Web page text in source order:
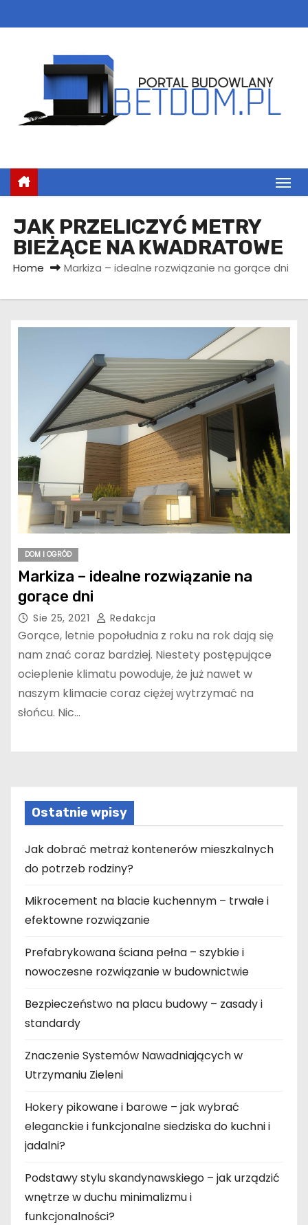
k
e
JAK PRZELICZYĆ METRY
BIEŻĄCE NA KWADRATOWE
Home Markiza – idealne rozwiązanie na gorące dni
DOM I OGRÓD
Markiza – idealne rozwiązanie na
gorące dni
Sie 25, 2021 Redakcja
Gorące, letnie popołudnia z roku na rok dają się
nam znać coraz bardziej. Niestety postępujące
ocieplenie klimatu powoduje, że już nawet w
naszym klimacie coraz ciężej wytrzymać na
słońcu. Nic…
Ostatnie wpisy
Jak dobrać metraż kontenerów mieszkalnych
do potrzeb rodziny?
Mikrocement na blacie kuchennym – trwałe i
efektowne rozwiązanie
Prefabrykowana ściana pełna – szybkie i
nowoczesne rozwiązanie w budownictwie
Bezpieczeństwo na placu budowy – zasady i
standardy
Znaczenie Systemów Nawadniających w
Utrzymaniu Zieleni
Hokery pikowane i barowe – jak wybrać
eleganckie i funkcjonalne siedziska do kuchni i
jadalni?
Podstawy stylu skandynawskiego – jak urządzić
wnętrze w duchu minimalizmu i
funkcjonalności?